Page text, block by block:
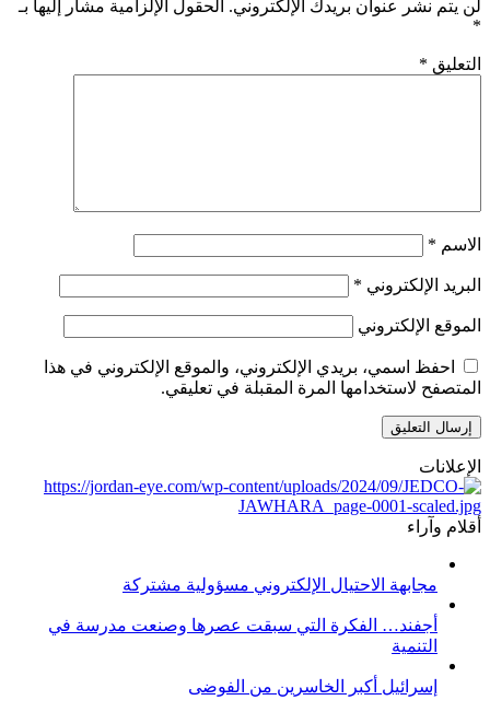
لن يتم نشر عنوان بريدك الإلكتروني. الحقول الإلزامية مشار إليها بـ
*
التعليق *
الاسم *
البريد الإلكتروني *
الموقع الإلكتروني
احفظ اسمي، بريدي الإلكتروني، والموقع الإلكتروني في هذا
المتصفح لاستخدامها المرة المقبلة في تعليقي.
الإعلانات
أقلام وآراء
مجابهة الاحتيال الإلكتروني مسؤولية مشتركة
أجفند… الفكرة التي سبقت عصرها وصنعت مدرسة في
التنمية
إسرائيل أكبر الخاسرين من الفوضى